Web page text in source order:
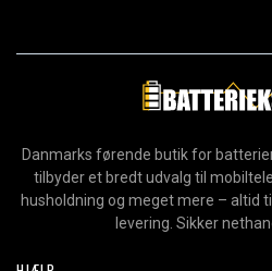
Danmarks førende butik for
tilbyder et bredt udvalg til
husholdning og meget mere – altid
levering. Sikker